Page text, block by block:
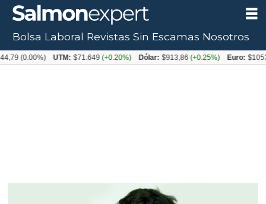
Bolsa Laboral Revistas Sin Escamas Nosotros
UTM: $71.649(+0.20%) Dólar: $913,86(+0.25%) Euro: $1053,08(-